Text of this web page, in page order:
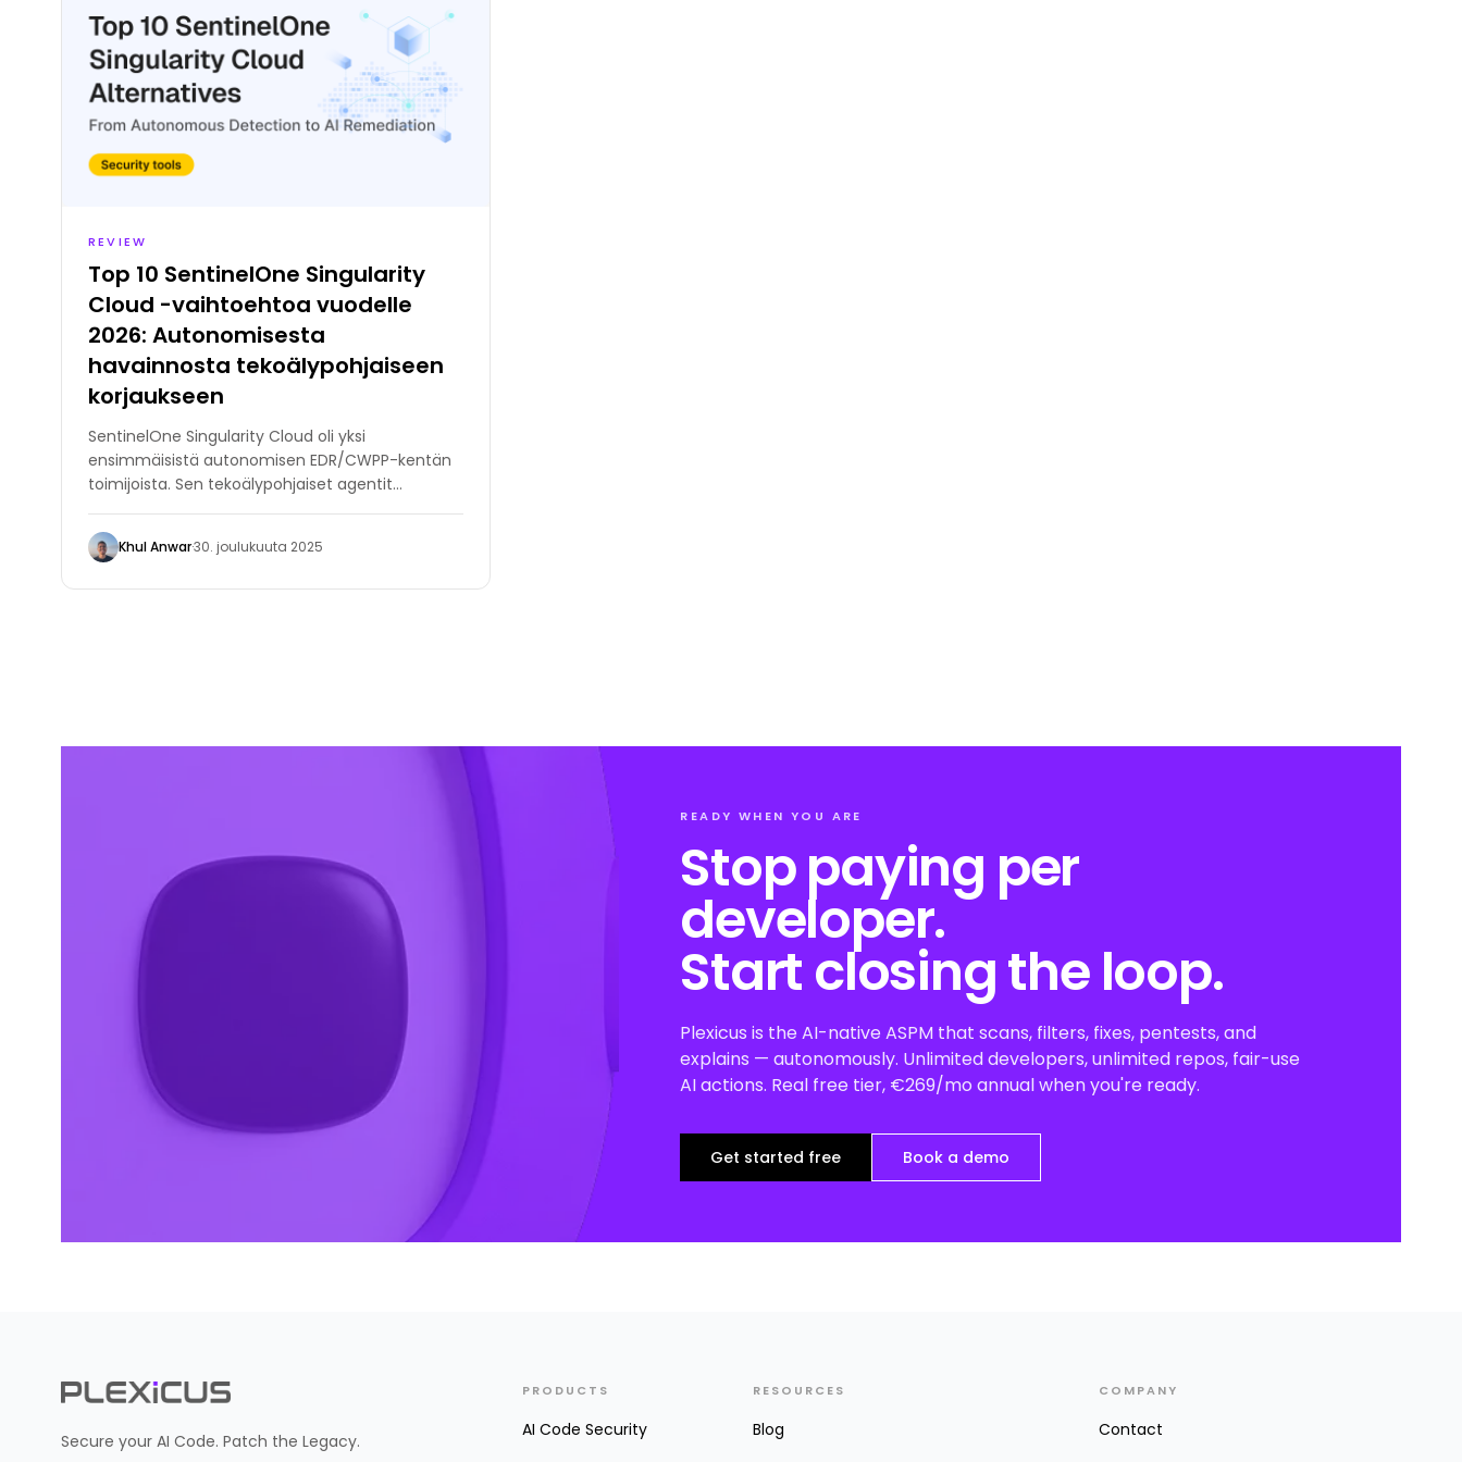
REVIEW
Top 10 SentinelOne Singularity
Cloud -vaihtoehtoa vuodelle
2026: Autonomisesta
havainnosta tekoälypohjaiseen
korjaukseen
SentinelOne Singularity Cloud oli yksi
ensimmäisistä autonomisen EDR/CWPP-kentän
toimijoista. Sen tekoälypohjaiset agentit
auttaneet monia organisaatioita välttämään
kiristysohjelmahyökkäyksiä.
Khul Anwar·30. joulukuuta 2025
READY WHEN YOU ARE
Stop paying per
developer.
Start closing the loop.
Plexicus is the AI-native ASPM that scans, filters, fixes, pentests, and
explains — autonomously. Unlimited developers, unlimited repos, fair-use
AI actions. Real free tier, €269/mo annual when you're ready.
Get started free Book a demo
Secure your AI Code. Patch the Legacy.
PRODUCTS
AI Code Security
RESOURCES
Blog
COMPANY
Contact